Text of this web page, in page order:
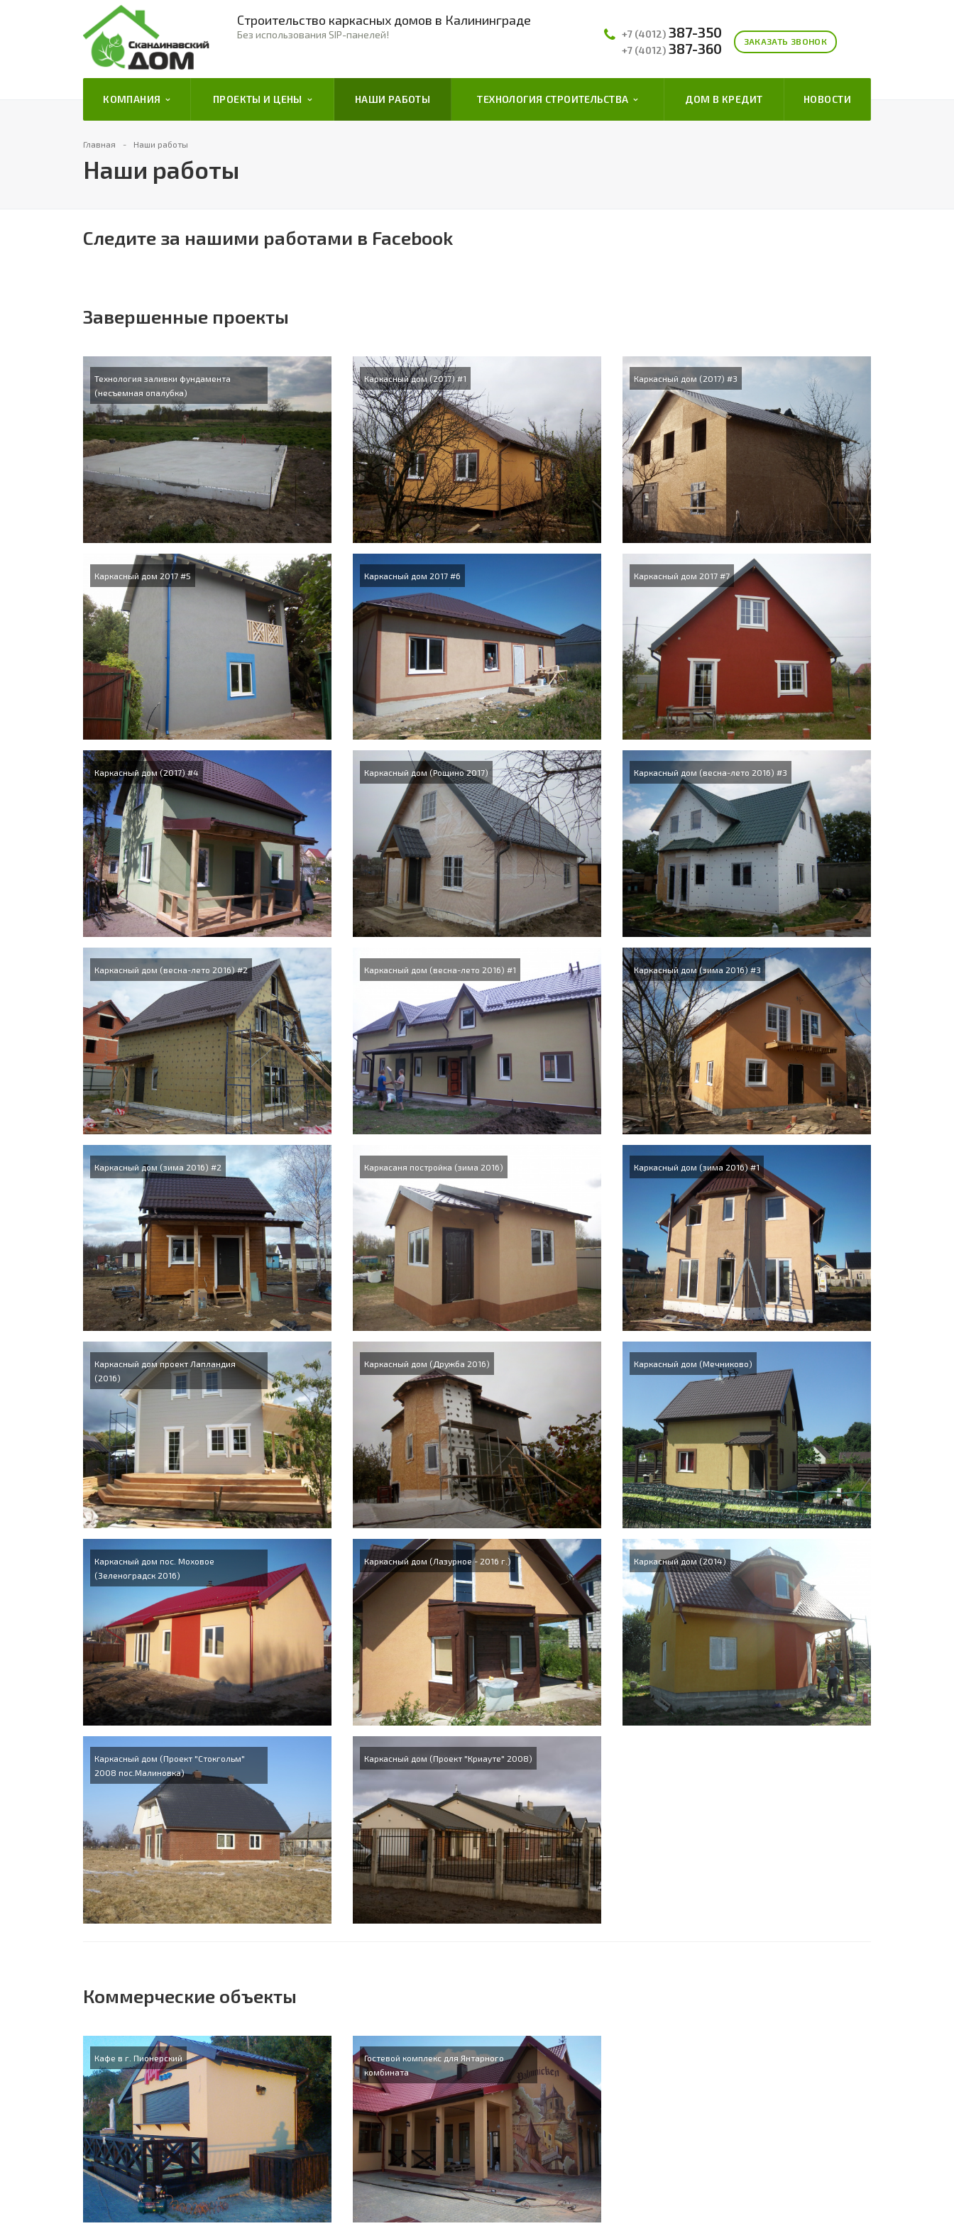
Строительство каркасных домов в Калининграде
Без использования SIP-панелей!
ЗАКАЗАТЬ ЗВОНОК
+7 (4012)387-350
+7 (4012)387-360
КОМПАНИЯ ПРОЕКТЫ И ЦЕНЫ НАШИ РАБОТЫ ТЕХНОЛОГИЯ СТРОИТЕЛЬСТВА ДОМ В КРЕДИТ НОВОСТИ
Главная Наши работы
Наши работы
Следите за нашими работами в Facebook
Завершенные проекты
Технология заливки фундамента
(несъемная опалубка)
Каркасный дом (2017) #1 Каркасный дом (2017) #3
Каркасный дом 2017 #5 Каркасный дом 2017 #6 Каркасный дом 2017 #7
Каркасный дом (2017) #4 Каркасный дом (Рощино 2017) Каркасный дом (весна-лето 2016) #3
Каркасный дом (весна-лето 2016) #2 Каркасный дом (весна-лето 2016) #1 Каркасный дом (зима 2016) #3
Каркасный дом (зима 2016) #2 Каркасаня постройка (зима 2016) Каркасный дом (зима 2016) #1
Каркасный дом проект Лапландия
(2016)
Каркасный дом (Дружба 2016) Каркасный дом (Мечниково)
Каркасный дом пос. Моховое
(Зеленоградск 2016)
Каркасный дом (Лазурное - 2016 г.) Каркасный дом (2014)
Каркасный дом (Проект "Стокгольм"
2008 пос.Малиновка)
Каркасный дом (Проект "Криауте" 2008)
Коммерческие объекты
Кафе в г. Пионерский
Гостевой комплекс для Янтарного
комбината